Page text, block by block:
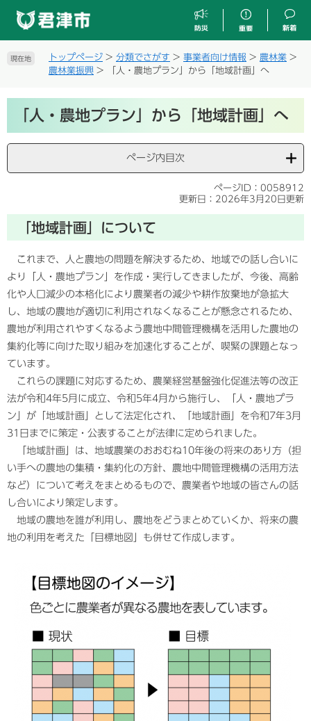
現在地 トップページ > 分類でさがす > 事業者向け情報 > 農林業 >
農林業振興 > 「人・農地プラン」から「地域計画」へ
「人・農地プラン」から「地域計画」へ
ページ内目次
ページID：0058912
更新日：2026年3月20日更新
「地域計画」について
これまで、人と農地の問題を解決するため、地域での話し合いに
より「人・農地プラン」を作成・実行してきましたが、今後、高齢
化や人口減少の本格化により農業者の減少や耕作放棄地が急拡大
し、地域の農地が適切に利用されなくなることが懸念されるため、
農地が利用されやすくなるよう農地中間管理機構を活用した農地の
集約化等に向けた取り組みを加速化することが、喫緊の課題となっ
ています。
これらの課題に対応するため、農業経営基盤強化促進法等の改正
法が令和4年5月に成立、令和5年4月から施行し、「人・農地プラ
ン」が「地域計画」として法定化され、「地域計画」を令和7年3月
31日までに策定・公表することが法律に定められました。
「地域計画」は、地域農業のおおむね10年後の将来のあり方（担
い手への農地の集積・集約化の方針、農地中間管理機構の活用方法
など）について考えをまとめるもので、農業者や地域の皆さんの話
し合いにより策定します。
地域の農地を誰が利用し、農地をどうまとめていくか、将来の農
地の利用を考えた「目標地図」も併せて作成します。